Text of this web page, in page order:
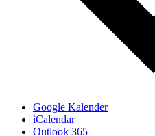
Google Kalender
iCalendar
Outlook 365